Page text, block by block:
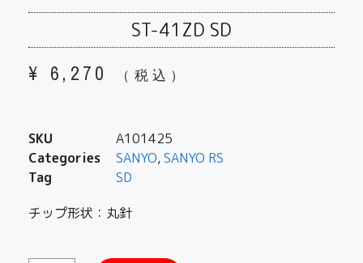
ST-41ZD SD
¥ 6,270 （税込）
SKU
A101425
Categories
SANYO,SANYO RS
Tag
SD
チップ形状：丸針